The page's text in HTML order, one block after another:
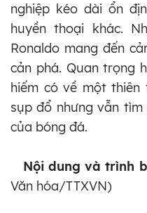
nghiệp kéo dài ổn
huyền thoại khác.
Ronaldo mang đến
cản phá. Quan trọng
hiếm có về một
sụp đổ nhưng vẫn
của bóng đá.
Nội dung và trình
Văn hóa/TTXVN)